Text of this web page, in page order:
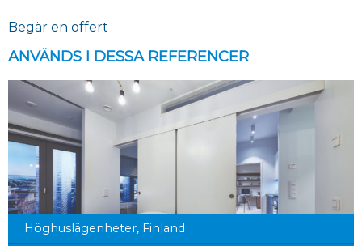
Begär en offert
ANVÄNDS I DESSA REFERENCER
Höghuslägenheter, Finland